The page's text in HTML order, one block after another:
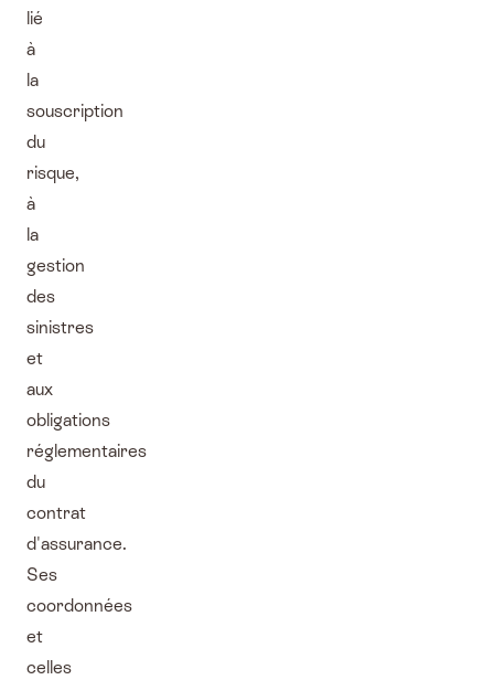
lié
à
la
souscription
du
risque,
à
la
gestion
des
sinistres
et
aux
obligations
réglementaires
du
contrat
d'assurance.
Ses
coordonnées
et
celles